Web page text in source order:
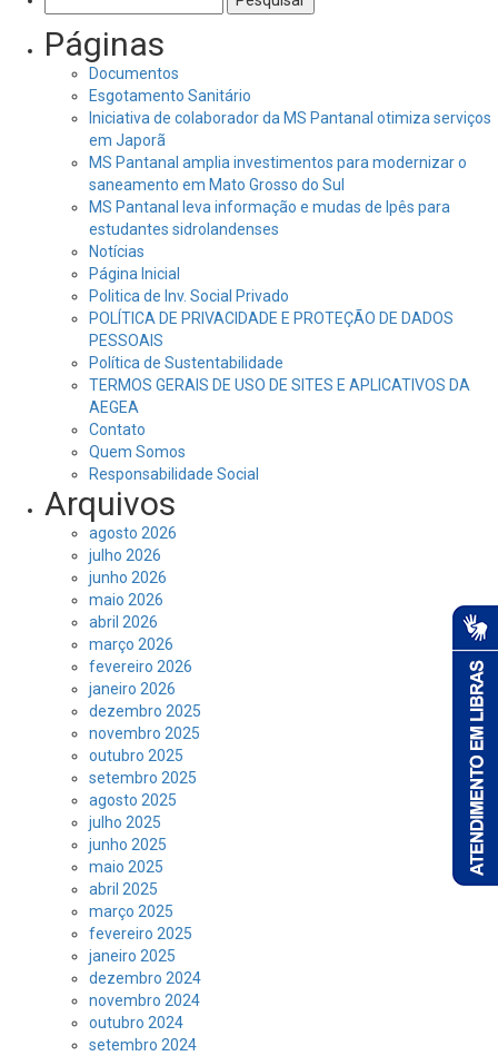
por:
Páginas
Documentos
Esgotamento Sanitário
Iniciativa de colaborador da MS Pantanal otimiza serviços
em Japorã
MS Pantanal amplia investimentos para modernizar o
saneamento em Mato Grosso do Sul
MS Pantanal leva informação e mudas de Ipês para
estudantes sidrolandenses
Notícias
Página Inicial
Politica de Inv. Social Privado
POLÍTICA DE PRIVACIDADE E PROTEÇÃO DE DADOS
PESSOAIS
Política de Sustentabilidade
TERMOS GERAIS DE USO DE SITES E APLICATIVOS DA
AEGEA
Contato
Quem Somos
Responsabilidade Social
Arquivos
agosto 2026
julho 2026
junho 2026
maio 2026
abril 2026
março 2026
fevereiro 2026
janeiro 2026
dezembro 2025
novembro 2025
outubro 2025
setembro 2025
agosto 2025
julho 2025
junho 2025
maio 2025
abril 2025
março 2025
fevereiro 2025
janeiro 2025
dezembro 2024
novembro 2024
outubro 2024
setembro 2024